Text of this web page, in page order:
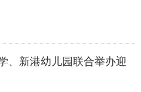
、新港幼儿园联合举办迎